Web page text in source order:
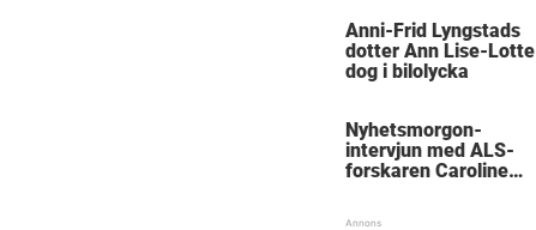
Anni-Frid Lyngstads
dotter Ann Lise-Lotte
dog i bilolycka
Nyhetsmorgon-
intervjun med ALS-
forskaren Caroline